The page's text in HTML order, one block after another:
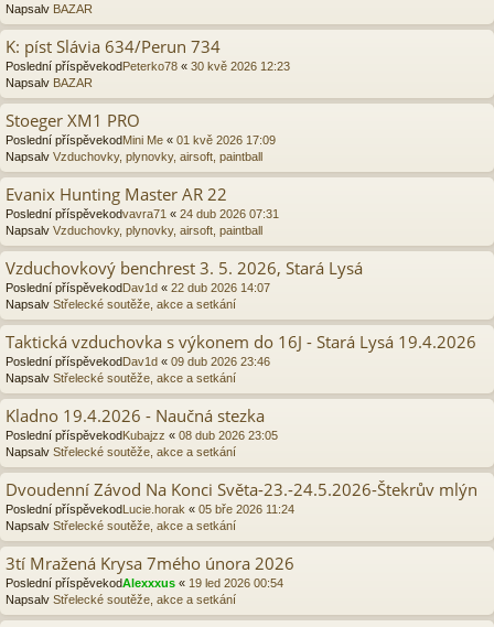
Napsalv BAZAR
K: píst Slávia 634/Perun 734
Poslední příspěvekodPeterko78 « 30 kvě 2026 12:23
Napsalv BAZAR
Stoeger XM1 PRO
Poslední příspěvekodMini Me « 01 kvě 2026 17:09
Napsalv Vzduchovky, plynovky, airsoft, paintball
Evanix Hunting Master AR 22
Poslední příspěvekodvavra71 « 24 dub 2026 07:31
Napsalv Vzduchovky, plynovky, airsoft, paintball
Vzduchovkový benchrest 3. 5. 2026, Stará Lysá
Poslední příspěvekodDav1d « 22 dub 2026 14:07
Napsalv Střelecké soutěže, akce a setkání
Taktická vzduchovka s výkonem do 16J - Stará Lysá 19.4.2026
Poslední příspěvekodDav1d « 09 dub 2026 23:46
Napsalv Střelecké soutěže, akce a setkání
Kladno 19.4.2026 - Naučná stezka
Poslední příspěvekodKubajzz « 08 dub 2026 23:05
Napsalv Střelecké soutěže, akce a setkání
Dvoudenní Závod Na Konci Světa-23.-24.5.2026-Štekrův mlýn
Poslední příspěvekodLucie.horak « 05 bře 2026 11:24
Napsalv Střelecké soutěže, akce a setkání
3tí Mražená Krysa 7mého února 2026
Poslední příspěvekodAlexxxus « 19 led 2026 00:54
Napsalv Střelecké soutěže, akce a setkání